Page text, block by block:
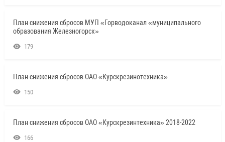
План снижения сбросов МУП «Горводоканал «муниципального
образования Железногорск»
179
План снижения сбросов ОАО «Курскрезинотехника»
150
План снижения сбросов ОАО «Курскрезинтехника» 2018-2022
166